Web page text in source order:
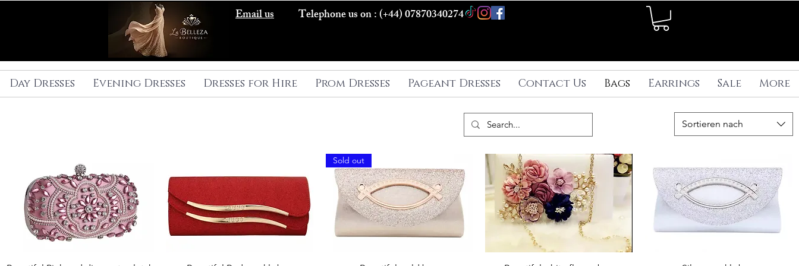
Email us Telephone us on : (+44) 07870340274
Day Dresses Evening Dresses Dresses for Hire Prom Dresses Pageant Dresses Contact Us Bags Earrings Sale More
Sortieren nach
Sold out